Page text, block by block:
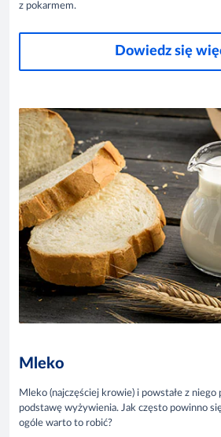
z pokarmem.
Dowiedz się
Mleko
Mleko (najczęściej krowie) i powstałe z
podstawę wyżywienia. Jak często powinno
ogóle warto to robić?